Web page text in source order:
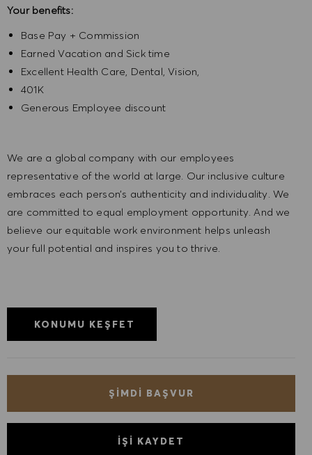
Your benefits:
Base Pay + Commission
Earned Vacation and Sick time
Excellent Health Care, Dental, Vision,
401K
Generous Employee discount
We are a global company with our employees
representative of the world at large. Our inclusive culture
embraces each person’s authenticity and individuality. We
are committed to equal employment opportunity. And we
believe our equitable work environment helps unleash
your full potential and inspires you to thrive.
KONUMU KEŞFET
ŞIMDI BAŞVUR
İŞI KAYDET